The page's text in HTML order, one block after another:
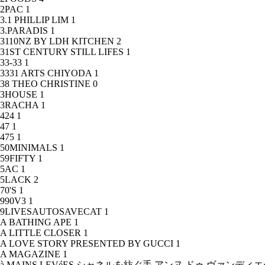
2PAC 1
3.1 PHILLIP LIM 1
3.PARADIS 1
3110NZ BY LDH KITCHEN 2
31ST CENTURY STILL LIFES 1
33-33 1
3331 ARTS CHIYODA 1
38 THEO CHRISTINE 0
3HOUSE 1
3RACHA 1
424 1
47 1
475 1
50MINIMALS 1
59FIFTY 1
5AC 1
5LACK 2
70'S 1
990V3 1
9LIVESAUTOSAVECAT 1
A BATHING APE 1
A LITTLE CLOSER 1
A LOVE STORY PRESENTED BY GUCCI 1
A MAGAZINE 1